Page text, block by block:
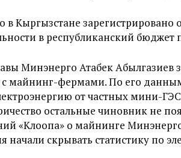
Кыргызстане зарегистрировано
в республиканский бюджет
Минэнерго Атабек Абылгазиев
с майнинг-фермами. По его
от частных мини-
остальные чиновник не
«Клоопа» о майнинге
начали скрывать статистику по